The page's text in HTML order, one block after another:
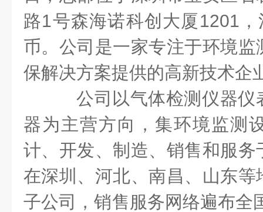
路1号森海诺科创大厦1201
币。公司是一家专注于环境
保解决方案提供的高新技术企
公司以气体检测仪器仪
器为主营方向，集环境监测
计、开发、制造、销售和服
在深圳、河北、南昌、山东
子公司，销售服务网络遍布全